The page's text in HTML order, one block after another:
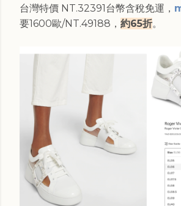
台灣特價 NT.32391台幣含稅免運，
要1600歐/NT.49188， 約65折。